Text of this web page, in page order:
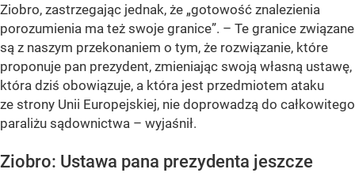
Ziobro, zastrzegając jednak, że „gotowość znalezienia
porozumienia ma też swoje granice”. – Te granice związane
są z naszym przekonaniem o tym, że rozwiązanie, które
proponuje pan prezydent, zmieniając swoją własną ustawę,
która dziś obowiązuje, a która jest przedmiotem ataku
ze strony Unii Europejskiej, nie doprowadzą do całkowitego
paraliżu sądownictwa – wyjaśnił.
Ziobro: Ustawa pana prezydenta jeszcze